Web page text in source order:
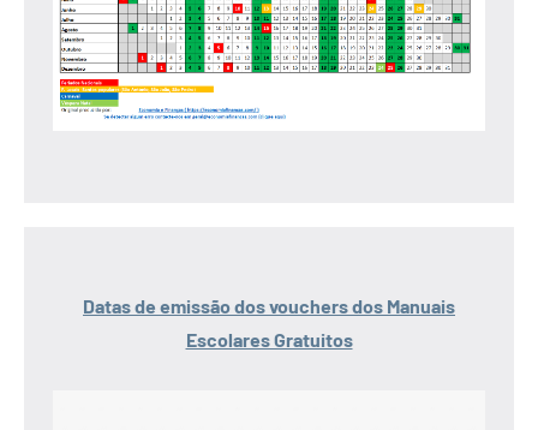
Datas de emissão dos vouchers dos Manuais
Escolares Gratuitos